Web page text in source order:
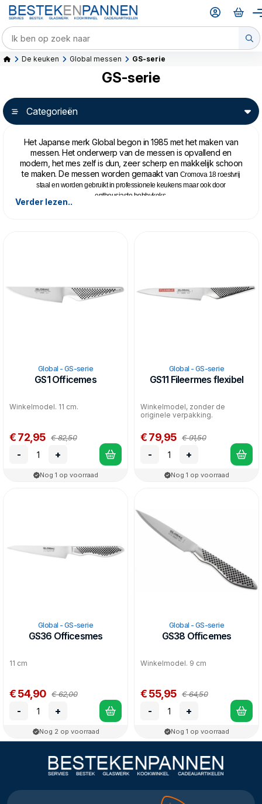
De keuken Global messen GS-serie
GS-serie
Categorieën
Het Japanse merk Global begon in 1985 met het maken van
messen. Het onderwerp van de messen is opvallend en
modern, het mes zelf is dun, zeer scherp en makkelijk schoon
te maken. De messen worden gemaakt van Cromova 18 roestvrij
staal en worden gebruikt in professionele keukens maar ook door
enthousiaste hobbykoks.
Verder lezen..
Global - GS-serie
GS1 Officemes
Winkelmodel. 11 cm.
€ 72,95 € 82,50
- +
Nog 1 op voorraad
Global - GS-serie
GS11 Fileermes flexibel
Winkelmodel, zonder de
originele verpakking.
€ 79,95 € 91,50
- +
Nog 1 op voorraad
Global - GS-serie
GS36 Officesmes
11 cm
€ 54,90 € 62,00
- +
Nog 2 op voorraad
Global - GS-serie
GS38 Officemes
Winkelmodel. 9 cm
€ 55,95 € 64,50
- +
Nog 1 op voorraad